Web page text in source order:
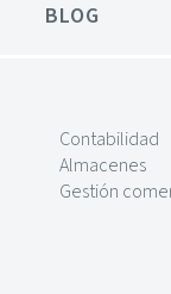
BLOG
Contabilidad
Almacenes
Gestión